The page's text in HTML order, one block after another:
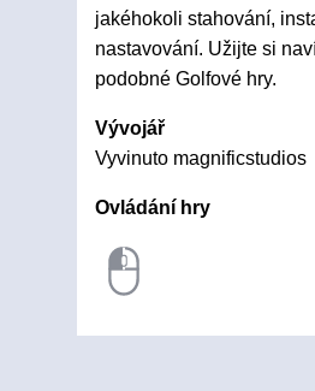
jakéhokoli stahování,
nastavování. Užijte si
podobné Golfové hry.
Vývojář
Vyvinuto magnificstudios
Ovládání hry